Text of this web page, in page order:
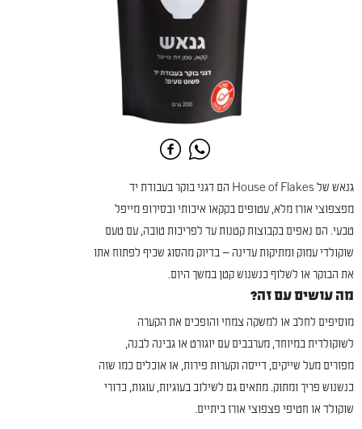
גנאש של House of Flakes הם דגני בוקר בעבודת יד
מפצפוצי אורז מלא, עטופים בקקאו איכותי ובסירופ מייפל
טבעי. הם נאפים בקבוצות קטנות עד לפריכות טובה, עם טעם
שוקולדי עמוק ומתיקות עדינה — בדיוק מהסוג שכיף לפתוח אתו
את הבוקר או לשלוף כנשנוש קטן במשך היום.
מה עושים עם זה?
מוסיפים לחלב או למשקה צמחי והופכים את הקערה
לשוקולדית במיוחד, מערבבים עם יוגורט או גבינה לבנה,
מפזרים מעל שייקים, דייסה וקערות פירות, או אוכלים כמו שזה
כנשנוש פריך ומתוק. מתאים גם לשילוב בעוגיות, עוגות, כדורי
שוקולד או חטיפי פצפוצי אורז ביתיים.